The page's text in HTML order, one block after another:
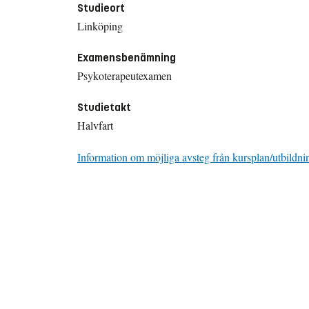
Studieort
Linköping
Examensbenämning
Psykoterapeutexamen
Studietakt
Halvfart
Information om möjliga avsteg från kursplan/